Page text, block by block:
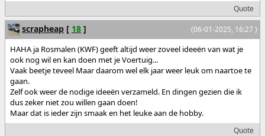
Quote
(06-01-2025, 16:27 )
scrapheap [ 18 ]
HAHA ja Rosmalen (KWF) geeft altijd weer zoveel ideeën van wat je
ook nog wil en kan doen met je Voertuig...
Vaak beetje teveel Maar daarom wel elk jaar weer leuk om naartoe te
gaan.
Zelf ook weer de nodige ideeën verzameld. En dingen gezien die ik
dus zeker niet zou willen gaan doen!
Maar dat is ieder zijn smaak en het leuke aan de hobby.
Quote